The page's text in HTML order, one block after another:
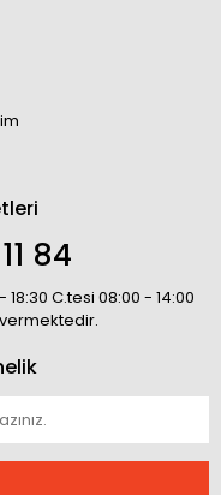
84
C.tesi 08:00 - 14:00